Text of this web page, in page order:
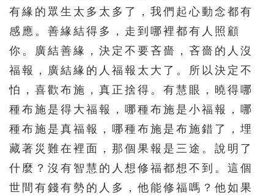
有緣的眾生太多太多了，我們起心動念都有
感應。善緣結得多，走到哪裡都有人照顧
你。廣結善緣，決定不要吝嗇，吝嗇的人沒
福報，廣結緣的人福報太大了。所以決定不
怕，喜歡布施，真正捨得。有慧眼，曉得哪
種布施是得大福報，哪種布施是小福報，哪
種布施是真福報，哪種布施是布施錯了，埋
藏著災難在裡面，那個果報是三途。說明了
什麼？沒有智慧的人想修福都想不到。這個
世間有錢有勢的人多，他能修福嗎？他如果